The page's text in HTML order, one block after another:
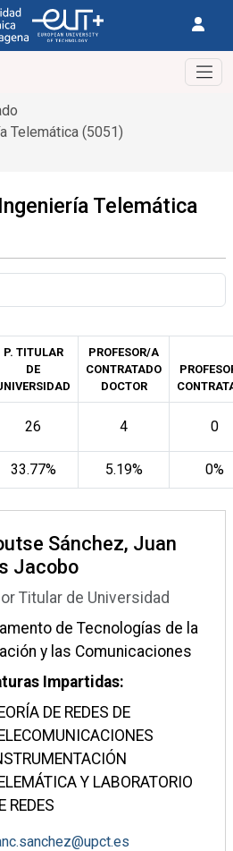
Telemática (5051)
Telemática
P. TITULAR
DE
PROFESOR/A
CONTRATADO
DOCTOR
26 4 0
33.77% 5.19% 0%
Sánchez, Juan
Jacobo
Titular de Universidad
de Tecnologías de la
y las Comunicaciones
Impartidas:
DE REDES DE
Y LABORATORIO
REDES